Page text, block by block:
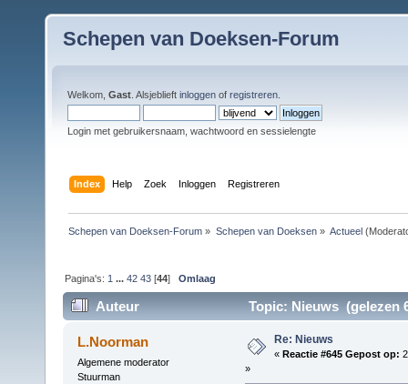
Schepen van Doeksen-Forum
Welkom, Gast . Alsjeblieft inloggen of registreren
Login met gebruikersnaam, wachtwoord en sessielengte
Index Help Zoek Inloggen Registreren
Schepen van Doeksen-Forum » Schepen van Doeksen» Actueel
Pagina's: 1 ...42 43 [44]Omlaag
Auteur Topic: Nieuws (gelezen
L.Noorman
Algemene moderator
Stuurman
Re: Nieuws
« Reactie #645 Gepost op:
»